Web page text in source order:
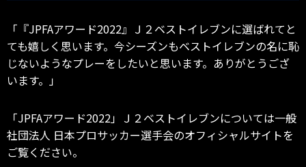
「『JPFAアワード2022』Ｊ２ベストイレブンに選ばれてと
ても嬉しく思います。今シーズンもベストイレブンの名に恥
じないようなプレーをしたいと思います。ありがとうござ
います。」
「JPFAアワード2022」Ｊ２ベストイレブンについては一般
社団法人 日本プロサッカー選手会のオフィシャルサイトを
ご覧ください。